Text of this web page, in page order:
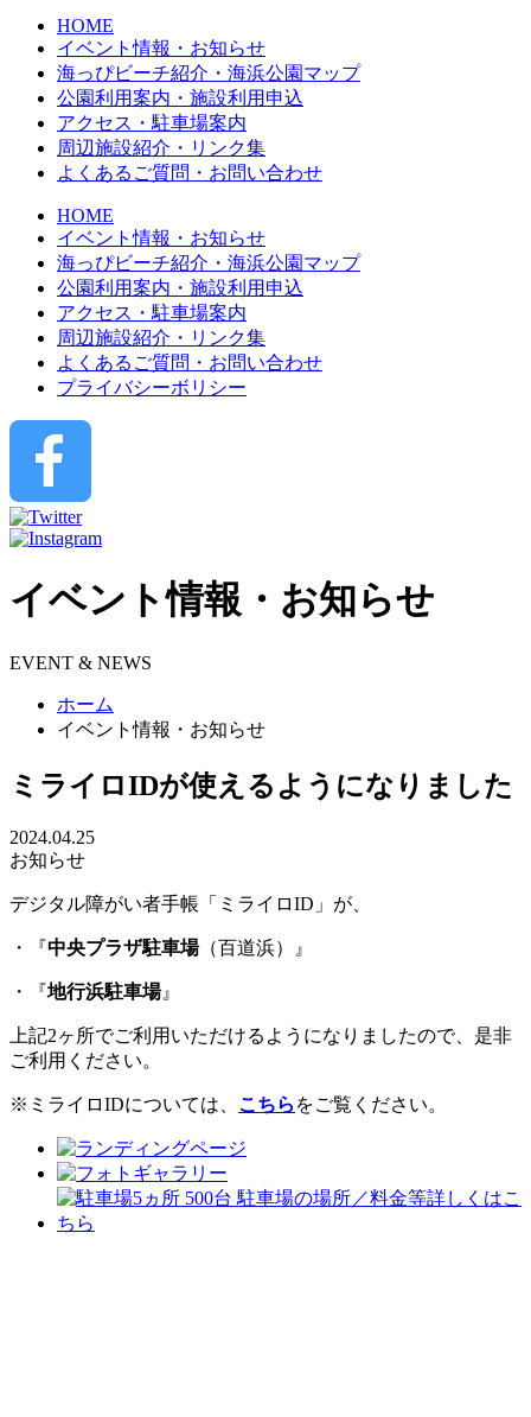
HOME
イベント情報・お知らせ
海っぴビーチ紹介・海浜公園マップ
公園利用案内・施設利用申込
アクセス・駐車場案内
周辺施設紹介・リンク集
よくあるご質問・お問い合わせ
HOME
イベント情報・お知らせ
海っぴビーチ紹介・海浜公園マップ
公園利用案内・施設利用申込
アクセス・駐車場案内
周辺施設紹介・リンク集
よくあるご質問・お問い合わせ
プライバシーボリシー
イベント情報・お知らせ
EVENT & NEWS
ホーム
イベント情報・お知らせ
ミライロIDが使えるようになりました
2024.04.25
お知らせ
デジタル障がい者手帳「ミライロID」が、
・『中央プラザ駐車場（百道浜）』
・『地行浜駐車場』
上記2ヶ所でご利用いただけるようになりましたので、是非
ご利用ください。
※ミライロIDについては、 こちら をご覧ください。